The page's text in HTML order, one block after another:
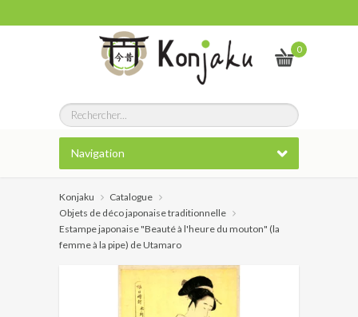
0
Navigation
Konjaku
Catalogue
Objets de déco japonaise traditionnelle
Estampe japonaise "Beauté à l'heure du mouton" (la
femme à la pipe) de Utamaro